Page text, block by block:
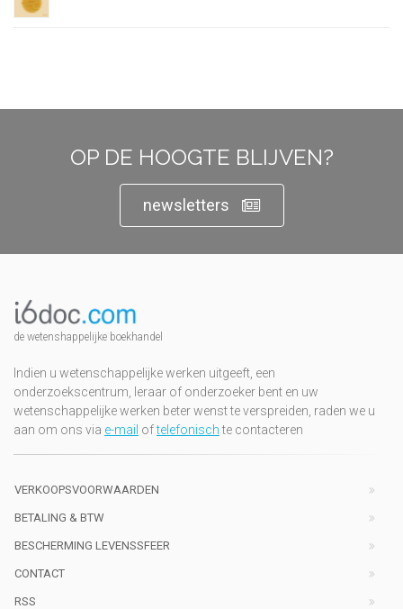
OP DE HOOGTE BLIJVEN?
newsletters
de wetenshappelijke boekhandel
Indien u wetenschappelijke werken uitgeeft, een
onderzoekscentrum, leraar of onderzoeker bent en uw
wetenschappelijke werken beter wenst te verspreiden, raden we u
aan om ons via e-mail oftelefonischte contacteren
VERKOOPSVOORWAARDEN
BETALING & BTW
BESCHERMING LEVENSSFEER
CONTACT
RSS